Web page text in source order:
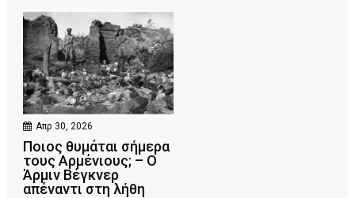
Απρ 30, 2026
Ποιος θυμάται σήμερα
τους Αρμένιους; – Ο
Άρμιν Βέγκνερ
απέναντι στη λήθη